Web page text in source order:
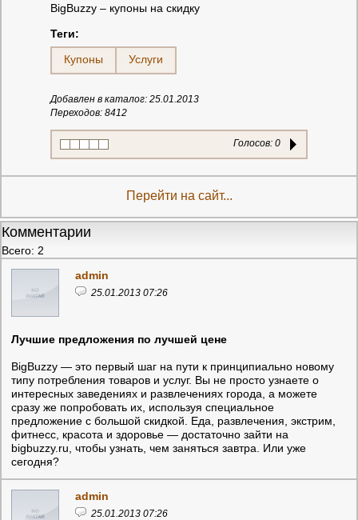
BigBuzzy – купоны на скидку
Теги:
Купоны
Услуги
Добавлен в каталог: 25.01.2013
Переходов: 8412
Голосов: 0
Перейти на сайт...
Комментарии
Всего: 2
admin
25.01.2013 07:26
Лучшие предложения по лучшей цене
BigBuzzy — это первый шаг на пути к принципиально новому
типу потребления товаров и услуг. Вы не просто узнаете о
интересных заведениях и развлечениях города, а можете
сразу же попробовать их, используя специальное
предложение с большой скидкой. Еда, развлечения, экстрим,
фитнесс, красота и здоровье — достаточно зайти на
bigbuzzy.ru, чтобы узнать, чем заняться завтра. Или уже
сегодня?
admin
25.01.2013 07:26